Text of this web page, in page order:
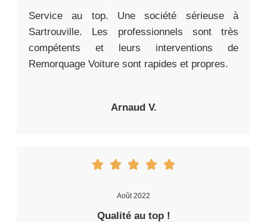
Service au top. Une société sérieuse à
Sartrouville. Les professionnels sont très
compétents et leurs interventions de
Remorquage Voiture sont rapides et propres.
Arnaud V.
Août 2022
Qualité au top !